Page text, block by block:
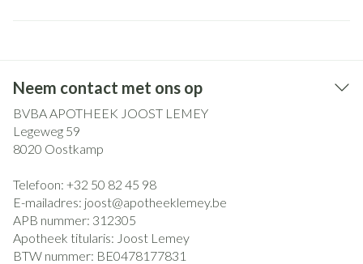
Neem contact met ons op
BVBA APOTHEEK JOOST LEMEY
Legeweg 59
8020 Oostkamp
Telefoon: +32 50 82 45 98
E-mailadres: joost@apotheeklemey.be
APB nummer: 312305
Apotheek titularis: Joost Lemey
BTW nummer: BE0478177831